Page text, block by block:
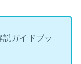
ガイドブッ